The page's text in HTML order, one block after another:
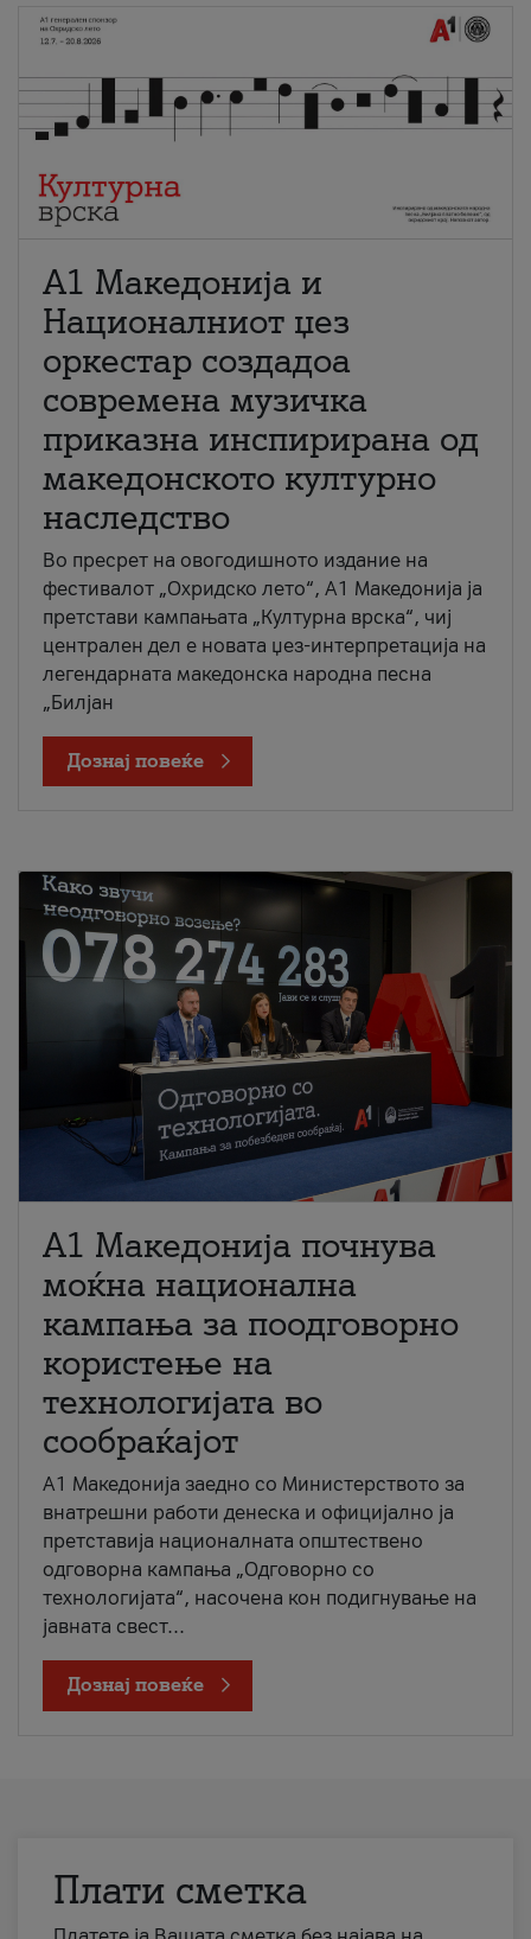
А1 Македонија и
Националниот џез
оркестар создадоа
современа музичка
приказна инспирирана од
македонското културно
наследство
Во пресрет на овогодишното издание на
фестивалот „Охридско лето“, А1 Македонија ја
претстави кампањата „Културна врска“, чиј
централен дел е новата џез-интерпретација на
легендарната македонска народна песна
„Билјан
Дознај повеќе
A1 Македонија почнува
моќна национална
кампања за поодговорно
користење на
технологијата во
сообраќајот
A1 Македонија заедно со Министерството за
внатрешни работи денеска и официјално ја
претставија националната општествено
одговорна кампања „Одговорно со
технологијата“, насочена кон подигнување на
јавната свест...
Дознај повеќе
Плати сметка